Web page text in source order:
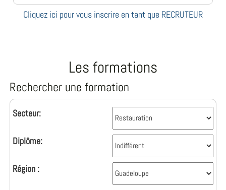
Cliquez ici pour vous inscrire en tant que RECRUTEUR
Les formations
Rechercher une formation
Secteur:
Diplôme:
Région :